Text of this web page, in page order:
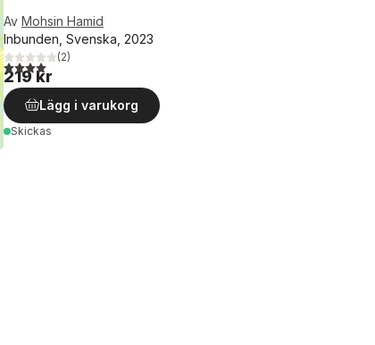
Av Mohsin Hamid
Inbunden, Svenska, 2023
4,0utav 5 stjärnor. Totalt antal röster:
(2)
219 kr
Lägg i varukorg
Skickas